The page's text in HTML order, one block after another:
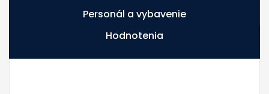
Personál a vybavenie
Hodnotenia